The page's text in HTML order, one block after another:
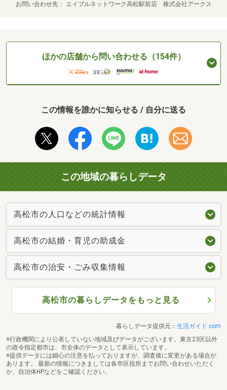
お問い合わせ先 エイブルネットワーク高松駅前店 株式会社アークス
ほかの店舗から問い合わせる（154件）
この情報を誰かに知らせる / 自分に送る
この地域の暮らしデータ
高松市の人口などの統計情報
高松市の結婚・育児の助成金
高松市の治安・ごみ収集情報
高松市の暮らしデータをもっと見る
暮らしデータ提供元： 生活ガイド.com
※行政機関により公表していない地域及びデータがございます。東京23区以外
の政令指定都市は、市全体のデータとして表示しています。
※提供データには細心の注意を払っておりますが、調査後に変更がある場合が
あります。 最新の情報につきましては各市区役所までお問い合わせいただく
か、自治体HPなどをご確認ください。